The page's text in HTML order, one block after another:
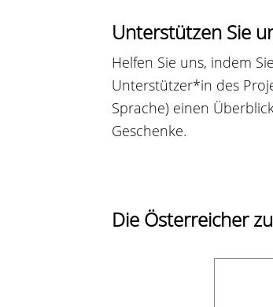
Unterstützen Sie
Helfen Sie uns, indem
Unterstützer*in des
Sprache) einen
Geschenke.
Die Österreicher